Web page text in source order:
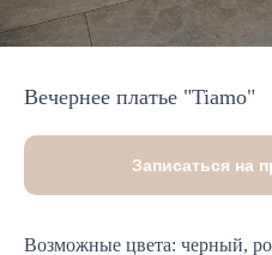
Вечернее платье "Tiamo"
Записаться на
Возможные цвета: черный,